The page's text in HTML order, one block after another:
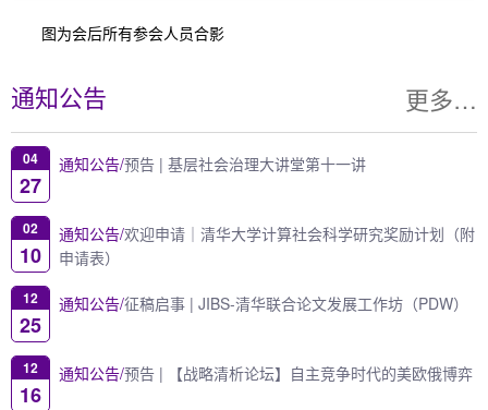
通知公告 更多…
04
27
通知公告/预告 | 基层社会治理大讲堂第十一讲
02
10
通知公告/欢迎申请｜清华大学计算社会科学研究奖励计划（附
申请表）
12
25
通知公告/征稿启事 | JIBS-清华联合论文发展工作坊（PDW）
12
16
通知公告/预告 | 【战略清析论坛】自主竞争时代的美欧俄博弈
图为会后所有参会人员合影